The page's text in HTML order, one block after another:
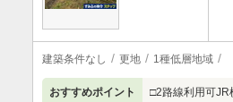
建築条件なし 更地 1種低層地域
おすすめポイント □2路線利用可JR